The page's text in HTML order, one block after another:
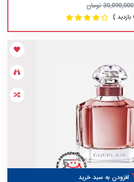
30,090,000 تومان
افزودن به سبد خرید